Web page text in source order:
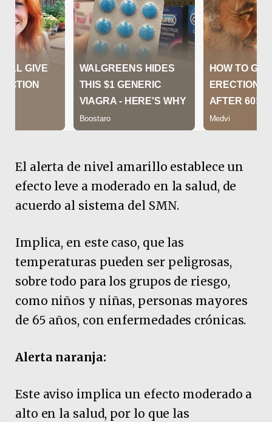
El alerta de nivel amarillo establece un
efecto leve a moderado en la salud, de
acuerdo al sistema del SMN.
Implica, en este caso, que las
temperaturas pueden ser peligrosas,
sobre todo para los grupos de riesgo,
como niños y niñas, personas mayores
de 65 años, con enfermedades crónicas.
Alerta naranja:
Este aviso implica un efecto moderado a
alto en la salud, por lo que las